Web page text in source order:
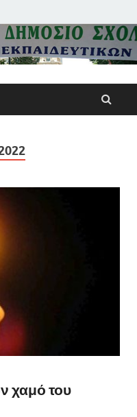
Α΄
Αθηνών
Π.Ε.
χαμό του